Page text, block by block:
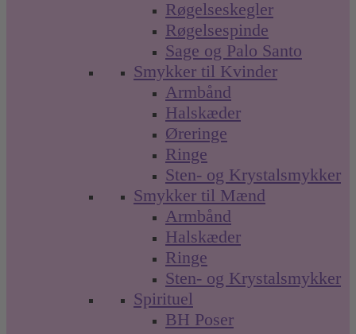
Røgelseskegler
Røgelsespinde
Sage og Palo Santo
Smykker til Kvinder
Armbånd
Halskæder
Øreringe
Ringe
Sten- og Krystalsmykker
Smykker til Mænd
Armbånd
Halskæder
Ringe
Sten- og Krystalsmykker
Spirituel
BH Poser